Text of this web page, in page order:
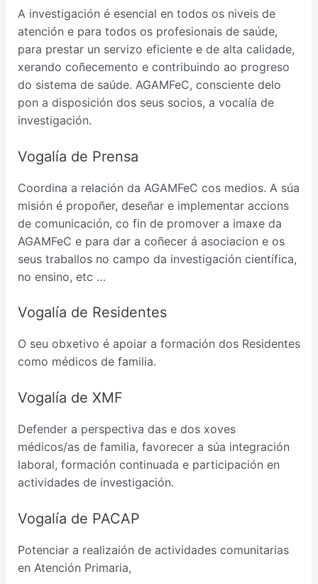
A investigación é esencial en todos os niveis de
atención e para todos os profesionais de saúde,
para prestar un servizo eficiente e de alta calidade,
xerando coñecemento e contribuindo ao progreso
do sistema de saúde. AGAMFeC, consciente delo
pon a disposición dos seus socios, a vocalía de
investigación.
Vogalía de Prensa
Coordina a relación da AGAMFeC cos medios. A súa
misión é propoñer, deseñar e implementar accions
de comunicación, co fin de promover a imaxe da
AGAMFeC e para dar a coñecer á asociacion e os
seus traballos no campo da investigación científica,
no ensino, etc …
Vogalía de Residentes
O seu obxetivo é apoiar a formación dos Residentes
como médicos de familia.
Vogalía de XMF
Defender a perspectiva das e dos xoves
médicos/as de familia, favorecer a súa integración
laboral, formación continuada e participación en
actividades de investigación.
Vogalía de PACAP
Potenciar a realizaión de actividades comunitarias
en Atención Primaria,